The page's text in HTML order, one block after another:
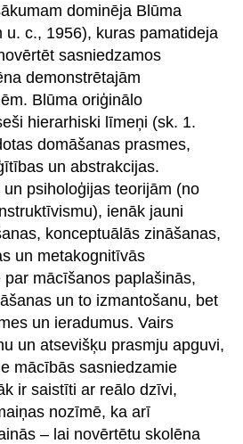
dominēja Blūma
u. c., 1956), kuras pamatideja
sasniedzamos
demonstrētajām
Blūma oriģinālo
hierarhiski līmeņi (sk. 1.
domāšanas prasmes,
un abstrakcijas.
psiholoģijas teorijām (no
ienāk jauni
konceptuālās zināšanas,
un metakognitīvās
mācīšanos paplašinās,
un to izmantošanu, bet
un ieradumus. Vairs
un atsevišķu prasmju apguvi,
mācībās sasniedzamie
ir saistīti ar reālo dzīvi,
nozīmē, ka arī
– lai novērtētu skolēna